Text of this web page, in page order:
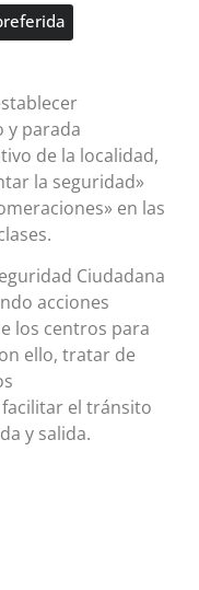
y parada
de la localidad,
la seguridad»
en las
Ciudadana
acciones
los centros para
ello, tratar de
el tránsito
y salida.